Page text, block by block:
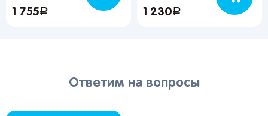
1 755руб. 1 230руб.
Ответим на вопросы